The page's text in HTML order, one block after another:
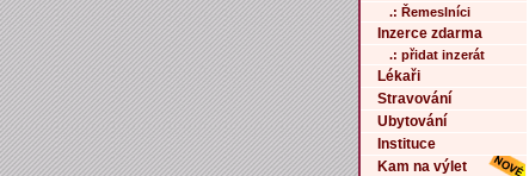
.: Řemeslníci
Inzerce zdarma
.: přidat inzerát
Lékaři
Stravování
Ubytování
Instituce
Kam na výlet